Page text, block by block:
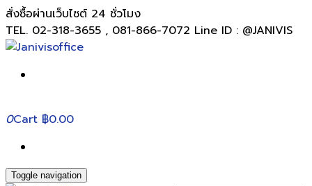
สั่งซื้อผ่านเว็บไซต์ 24 ชั่วโมง
TEL. 02-318-3655 , 081-866-7072 Line ID : @JANIVIS
0Cart ฿0.00
Toggle navigation